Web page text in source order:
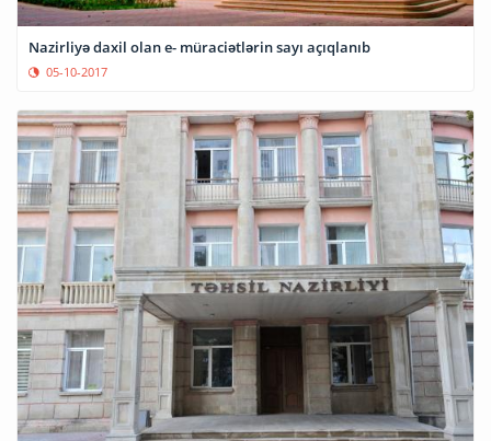
Nazirliyə daxil olan e- müraciətlərin sayı açıqlanıb
05-10-2017